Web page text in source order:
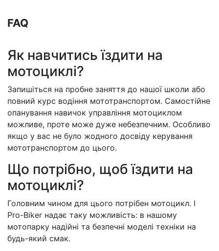
FAQ
Як навчитись їздити на
мотоциклі?
Запишіться на пробне заняття до нашої школи або
повний курс водіння мототранспортом. Самостійне
опанування навичок управління мотоциклом
можливе, проте може дуже небезпечним. Особливо
якщо у вас не було жодного досвіду керування
мототранспортом до цього.
Що потрібно, щоб їздити на
мотоциклі?
Головним чином для цього потрібен мотоцикл. І
Pro-Biker надає таку можливість: в нашому
мотопарку надійні та безпечні моделі техніки на
будь-який смак.